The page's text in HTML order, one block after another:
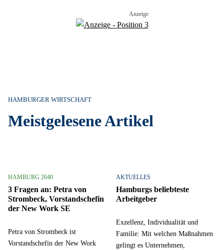
HAMBURGER WIRTSCHAFT
Meistgelesene Artikel
HAMBURG 2040
3 Fragen an: Petra von
Strombeck, Vorstandschefin
der New Work SE
Petra von Strombeck ist
Vorstandschefin der New Work
AKTUELLES
Hamburgs beliebteste
Arbeitgeber
Exzellenz, Individualität und
Familie: Mit welchen Maßnahmen
gelingt es Unternehmen,